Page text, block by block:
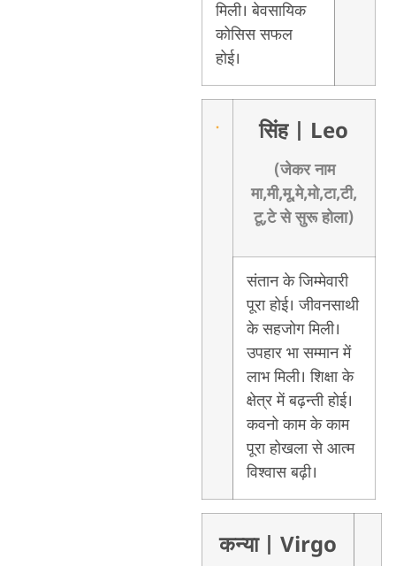
मिली। बेवसायिक
कोसिस सफल
होई।
सिंह | Leo
(जेकर नाम
मा,मी,मू,मे,मो,टा,टी,
टू,टे से सुरू होला)
संतान के जिम्मेवारी
पूरा होई। जीवनसाथी
के सहजोग मिली।
उपहार भा सम्मान में
लाभ मिली। शिक्षा के
क्षेत्र में बढ़न्ती होई।
कवनो काम के काम
पूरा होखला से आत्म
विश्वास बढ़ी।
कन्या | Virgo